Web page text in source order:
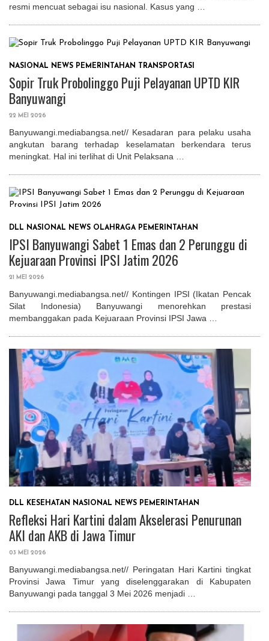
resmi mencuat sebagai isu nasional. Kasus yang …
NASIONAL NEWS PEMERINTAHAN TRANSPORTASI
Sopir Truk Probolinggo Puji Pelayanan UPTD KIR
Banyuwangi
22 MEI 2026
Banyuwangi.mediabangsa.net// Kesadaran para pelaku usaha
angkutan barang terhadap keselamatan berkendara terus
meningkat. Hal ini terlihat di Unit Pelaksana …
DLL NASIONAL NEWS OLAHRAGA PEMERINTAHAN
IPSI Banyuwangi Sabet 1 Emas dan 2 Perunggu di
Kejuaraan Provinsi IPSI Jatim 2026
21 MEI 2026
Banyuwangi.mediabangsa.net// Kontingen IPSI (Ikatan Pencak
Silat Indonesia) Banyuwangi menorehkan prestasi
membanggakan pada Kejuaraan Provinsi IPSI Jawa …
DLL KESEHATAN NASIONAL NEWS PEMERINTAHAN
Refleksi Hari Kartini dalam Akselerasi Penurunan
AKI dan AKB di Jawa Timur
03 MEI 2026
Banyuwangi.mediabangsa.net// Peringatan Hari Kartini tingkat
Provinsi Jawa Timur yang diselenggarakan di Kabupaten
Banyuwangi pada tanggal 3 Mei 2026 menjadi …